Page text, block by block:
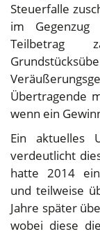
Steuerfalle
im Gegenzug
Teilbetrag
Übertragende
wenn ein
Ein aktuelles
verdeutlicht
hatte 2014
und teilweise
Jahre später
wobei diese